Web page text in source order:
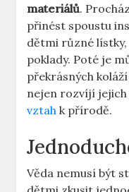
materiálů.
přinést spoustu
dětmi různé
poklady. Poté ⁣je
překrásných
nejen rozvíjí
vztah k přírodě.
Věda nemusí být